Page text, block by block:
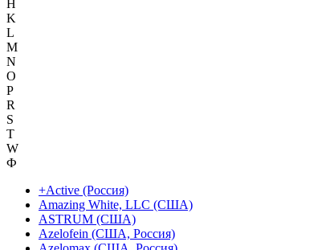
H
K
L
M
N
O
P
R
S
T
W
Ф
+Active (Россия)
Amazing White, LLC (США)
ASTRUM (США)
Azelofein (США, Россия)